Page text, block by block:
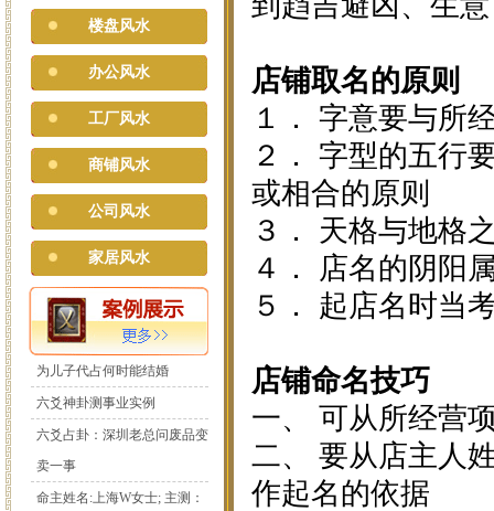
楼盘风水
办公风水
工厂风水
商铺风水
公司风水
家居风水
为儿子代占何时能结婚
六爻神卦测事业实例
六爻占卦：深圳老总问废品变
卖一事
命主姓名:上海W女士; 主测：
店铺取名的原则
１． 字意要与所
２． 字型的五行
或相合的原则
３． 天格与地格
４． 店名的阴阳
５． 起店名时当
店铺命名技巧
一、 可从所经营
二、 要从店主人
作起名的依据